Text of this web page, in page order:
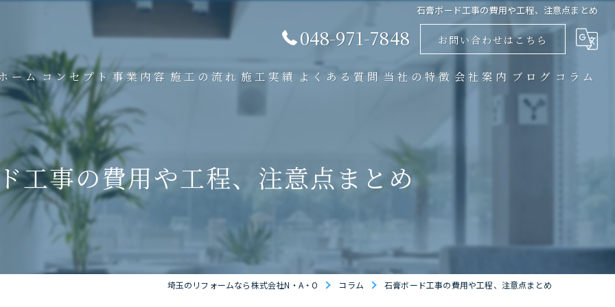
石膏ボード工事の費用や工程、注意点まとめ
048-971-7848 お問い合わせはこちら
ームコンセプト 事業内容 施工の流れ 施工実績 よくある質問 当社の特徴
店舗
マンション
内装
会社案内 ブログ コラム
工事の費用や工程、注意点まとめ
埼玉のリフォームなら株式会社N・A・O コラム 石膏ボード工事の費用や工程、注意点まとめ